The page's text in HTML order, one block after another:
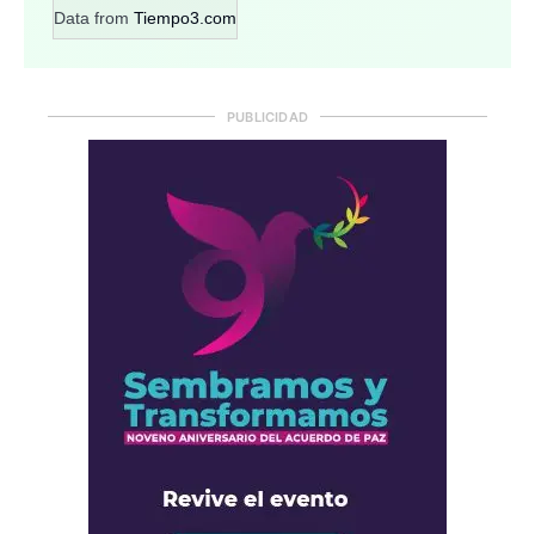
Data from Tiempo3.com
PUBLICIDAD